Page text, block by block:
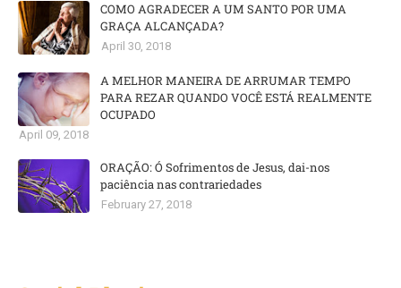
COMO AGRADECER A UM SANTO POR UMA
GRAÇA ALCANÇADA?
April 30, 2018
A MELHOR MANEIRA DE ARRUMAR TEMPO
PARA REZAR QUANDO VOCÊ ESTÁ REALMENTE
OCUPADO
April 09, 2018
ORAÇÃO: Ó Sofrimentos de Jesus, dai-nos
paciência nas contrariedades
February 27, 2018